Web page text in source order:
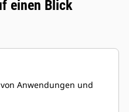
einen Blick
Anwendungen und